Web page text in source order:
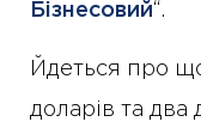
Бізнесовий“.
Йдеться про
доларів та два